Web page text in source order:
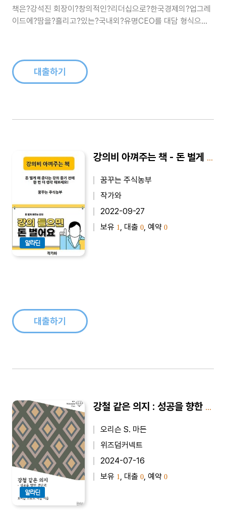
책은?강석진 회장이?창의적인?리더십으로?한국경제의?업그레
이드에?땀을?흘리고?있는?국내외?유명CEO를 대담 형식으로
윤홍근 제너시스 BBQ회..
대출하기
알라딘
강의비 아껴주는 책 - 돈 벌게 해 준다는 강의 듣기 전에 한 번 더 생각 해보세요
꿈꾸는 주식농부
작가와
2022-09-27
보유 1 , 대출 0 , 예약 0
대출하기
알라딘
강철 같은 의지 : 성공을 향한 결단력 - AI+ 백만장자 클럽
오리슨 S. 마든
위즈덤커넥트
2024-07-16
보유 1 , 대출 0 , 예약 0